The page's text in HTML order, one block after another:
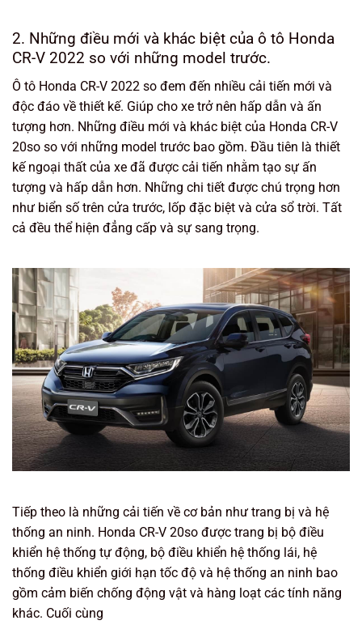
2. Những điều mới và khác biệt của ô tô Honda
CR-V 2022 so với những model trước.
Ô tô Honda CR-V 2022 so đem đến nhiều cải tiến mới và
độc đáo về thiết kế. Giúp cho xe trở nên hấp dẫn và ấn
tượng hơn. Những điều mới và khác biệt của Honda CR-V
20so so với những model trước bao gồm. Đầu tiên là thiết
kế ngoại thất của xe đã được cải tiến nhằm tạo sự ấn
tượng và hấp dẫn hơn. Những chi tiết được chú trọng hơn
như biển số trên cửa trước, lốp đặc biệt và cửa sổ trời. Tất
cả đều thể hiện đẳng cấp và sự sang trọng.
Tiếp theo là những cải tiến về cơ bản như trang bị và hệ
thống an ninh. Honda CR-V 20so được trang bị bộ điều
khiển hệ thống tự động, bộ điều khiển hệ thống lái, hệ
thống điều khiển giới hạn tốc độ và hệ thống an ninh bao
gồm cảm biến chống động vật và hàng loạt các tính năng
khác. Cuối cùng